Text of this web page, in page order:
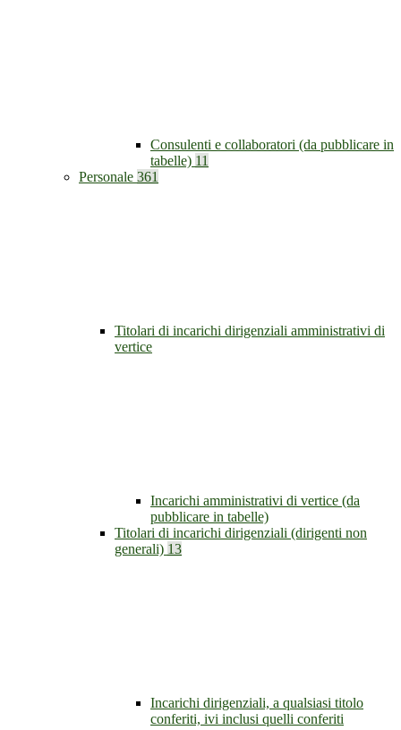
Consulenti e collaboratori (da pubblicare in
tabelle) 11
Personale 361
Titolari di incarichi dirigenziali amministrativi di
vertice
Incarichi amministrativi di vertice (da
pubblicare in tabelle)
Titolari di incarichi dirigenziali (dirigenti non
generali) 13
Incarichi dirigenziali, a qualsiasi titolo
conferiti, ivi inclusi quelli conferiti